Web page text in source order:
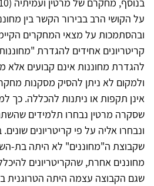
על הקושי הרב בבירור הקשר בין
ובהסתמכות על מצאי המחקרים
קריטריונים אחידים להגדרת
להגדרת מחוננות אינם קבועים אלא
ולמקום לא ניתן להסיק מסקנות
אינן תקפות או ניתנות להכללה. כך
שסקרה מרטין נבחרו תלמידים
ונבחרו אליה על פי קריטריונים
שקבוצת ה"מחוננים" לא היתה בת-
מחוננים אחרת, שהקריטריונים
שגם הקבוצה עצמה היתה הטרוגנית